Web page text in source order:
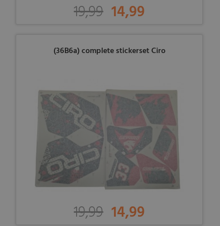
19,99 14,99
(36B6a) complete stickerset Ciro
19,99 14,99